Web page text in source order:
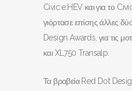
Civic e:HEV και για το
γιόρτασε επίσης άλλες
Design Awards, για τις
και XL750 Transalp.
Τα βραβεία Red Dot